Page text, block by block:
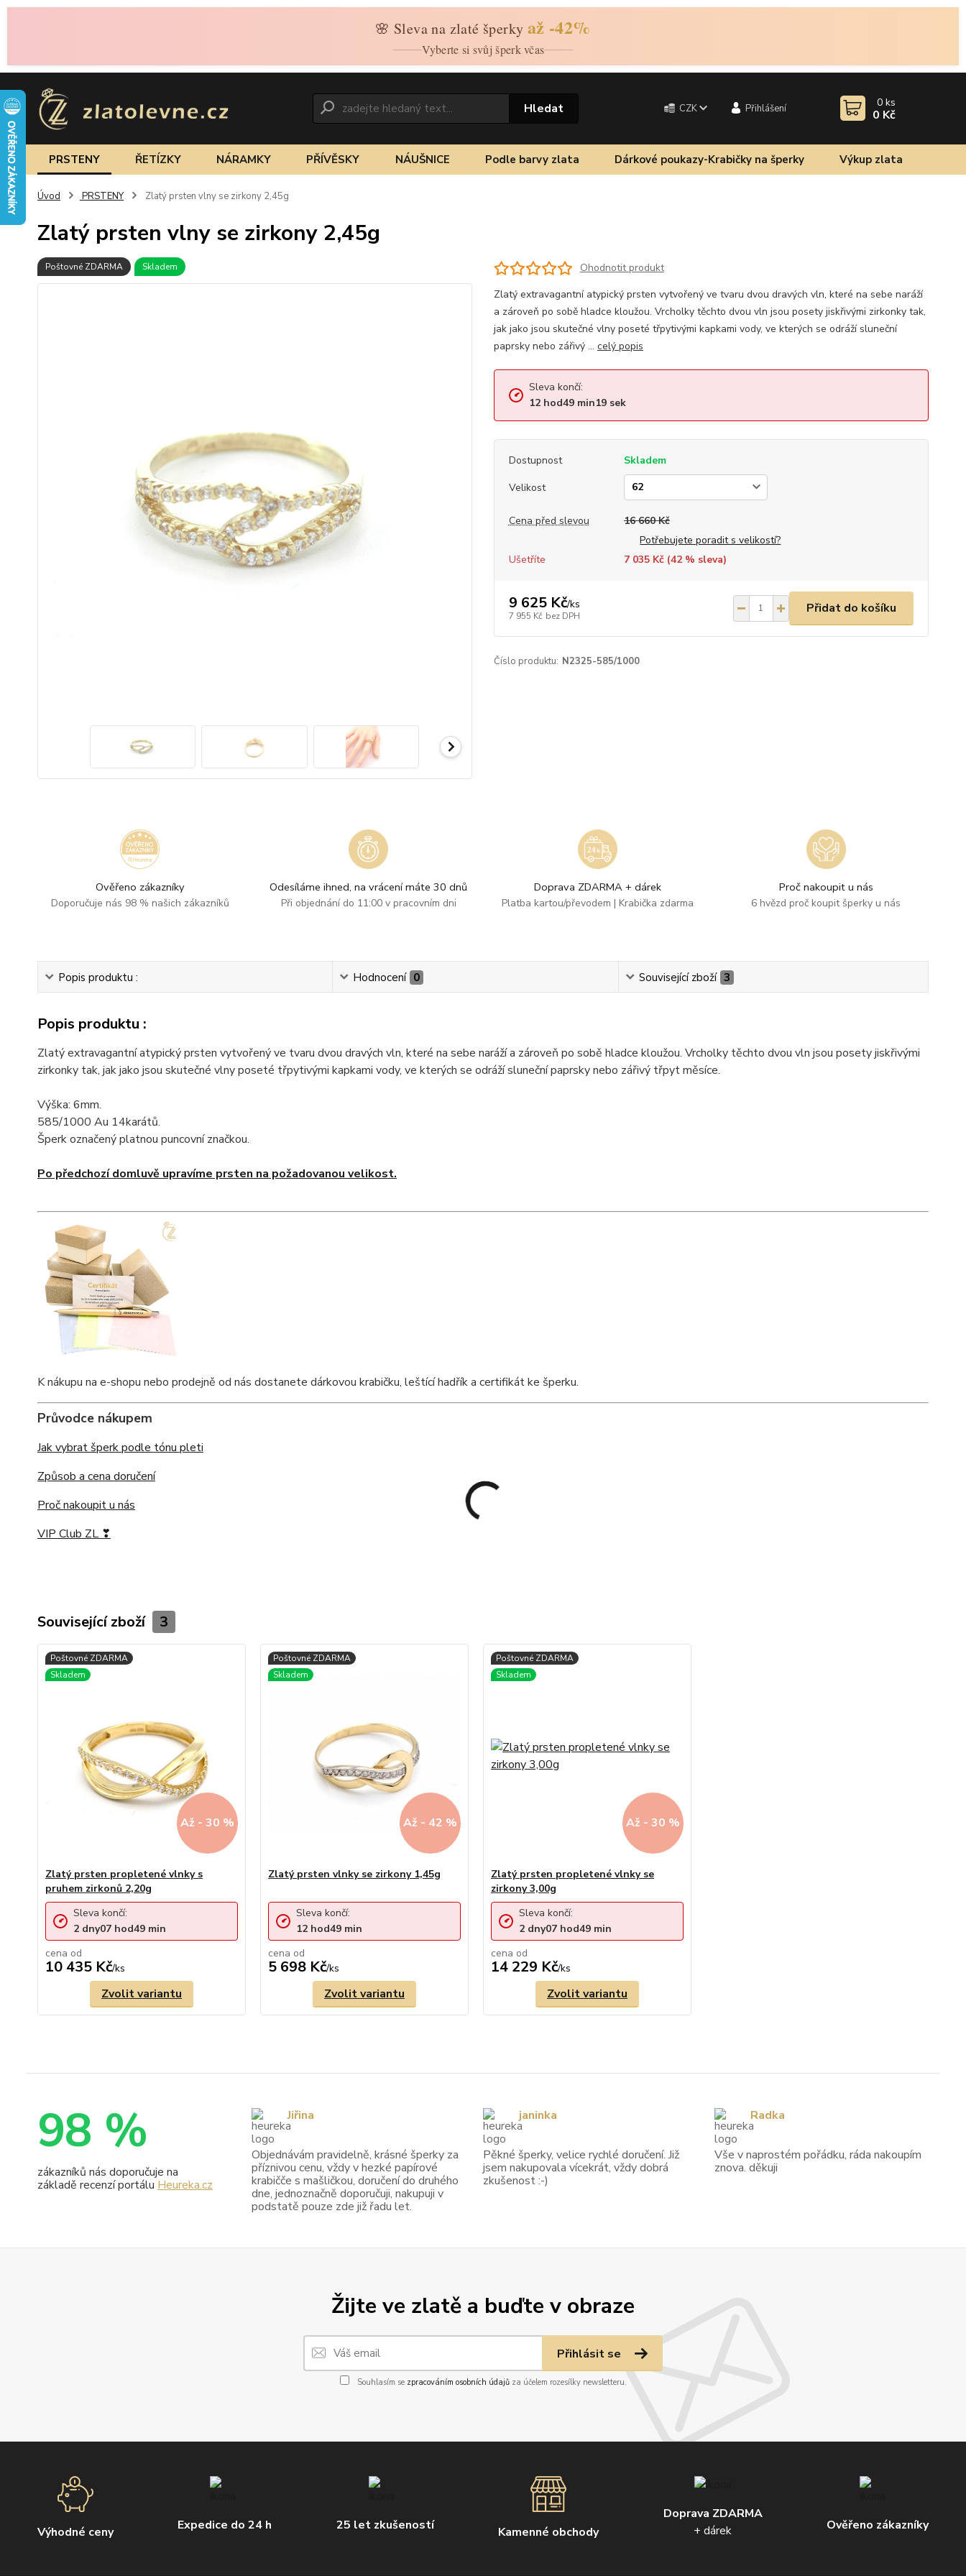
🌸 Sleva na zlaté šperky až -42%
Vyberte si svůj šperk včas
CZK Přihlášení
Hledat 0 ks
0 Kč
PRSTENY ŘETÍZKY NÁRAMKY PŘÍVĚSKY NÁUŠNICE Podle barvy zlata Dárkové poukazy-Krabičky na šperky Výkup zlata
Úvod PRSTENY Zlatý prsten vlny se zirkony 2,45g
Zlatý prsten vlny se zirkony 2,45g
Poštovné ZDARMA Skladem
Ohodnotit produkt
Zlatý extravagantní atypický prsten vytvořený ve tvaru dvou dravých vln, které na sebe naráží
a zároveň po sobě hladce kloužou. Vrcholky těchto dvou vln jsou posety jiskřivými zirkonky tak,
jak jako jsou skutečné vlny poseté třpytivými kapkami vody, ve kterých se odráží sluneční
paprsky nebo zářivý ... celý popis
Sleva končí:
12hod49min18sek
Dostupnost
Skladem
Velikost
Cena před slevou
16 660 Kč
Potřebujete poradit s velikostí?
Ušetříte
7 035 Kč (42% sleva)
9 625 Kč/ks
7 955 Kč bez DPH
Přidat do košíku
Číslo produktu: N2325-585/1000
Ověřeno zákazníky
Doporučuje nás 98 % našich zákazníků
Odesíláme ihned, na vrácení máte 30 dnů
Při objednání do 11:00 v pracovním dni
Doprava ZDARMA + dárek
Platba kartou/převodem | Krabička zdarma
Proč nakoupit u nás
6 hvězd proč koupit šperky u nás
Popis produktu : Hodnocení 0 Související zboží 3
Popis produktu :
Zlatý extravagantní atypický prsten vytvořený ve tvaru dvou dravých vln, které na sebe naráží a zároveň po sobě hladce kloužou. Vrcholky těchto dvou vln jsou posety jiskřivými
zirkonky tak, jak jako jsou skutečné vlny poseté třpytivými kapkami vody, ve kterých se odráží sluneční paprsky nebo zářivý třpyt měsíce.
Výška: 6mm.
585/1000 Au 14karátů.
Šperk označený platnou puncovní značkou.
Po předchozí domluvě upravíme prsten na požadovanou velikost.
K nákupu na e-shopu nebo prodejně od nás dostanete dárkovou krabičku, leštící hadřík a certifikát ke šperku.
Průvodce nákupem
Jak vybrat šperk podle tónu pleti
Způsob a cena doručení
Proč nakoupit u nás
VIP Club ZL ❣
Související zboží 3
Až - 30 %
Zlatý prsten propletené vlnky s
pruhem zirkonů 2,20g
cena od
10 435 Kč/ks
Sleva končí:
2 dny07 hod49 min
Zvolit variantu
Až - 42 %
Zlatý prsten vlnky se zirkony 1,45g
cena od
5 698 Kč/ks
Sleva končí:
12 hod49 min
Zvolit variantu
Až - 30 %
Zlatý prsten propletené vlnky se
zirkony 3,00g
cena od
14 229 Kč/ks
Sleva končí:
2 dny07 hod49 min
Zvolit variantu
Žijte ve zlatě a buďte v obraze
Přihlásit se
Souhlasím se zpracováním osobních údajůza účelem rozesílky newsletteru.
Výhodné ceny Expedice do 24 h 25 let zkušeností Kamenné obchody
Doprava ZDARMA
+ dárek
Ověřeno zákazníky
98 %
zákazníků nás doporučuje na
základě recenzí portálu Heureka.cz
Objednávám pravidelně, krásné šperky za
příznivou cenu, vždy v hezké papírové
krabičče s mašličkou, doručení do druhého
dne, jednoznačně doporučuji, nakupuji v
podstatě pouze zde již řadu let.
Jiřina
Pěkné šperky, velice rychlé doručení. Již
jsem nakupovala vícekrát, vždy dobrá
zkušenost :-)
janinka
Vše v naprostém pořádku, ráda nakoupím
znova. děkuji
Radka